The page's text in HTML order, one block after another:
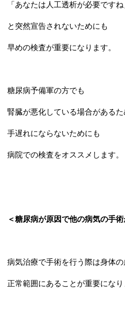
「あなたは人工透析が必要ですね
と突然宣告されないためにも
早めの検査が重要になります。
糖尿病予備軍の方でも
腎臓が悪化している場合があるた
手遅れにならないためにも
病院での検査をオススメします。
＜糖尿病が原因で他の病気の手
病気治療で手術を行う際は身体
正常範囲にあることが重要になり